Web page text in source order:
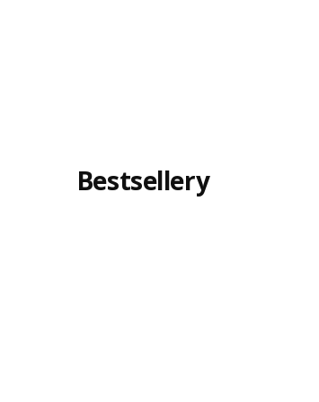
Bestsellery